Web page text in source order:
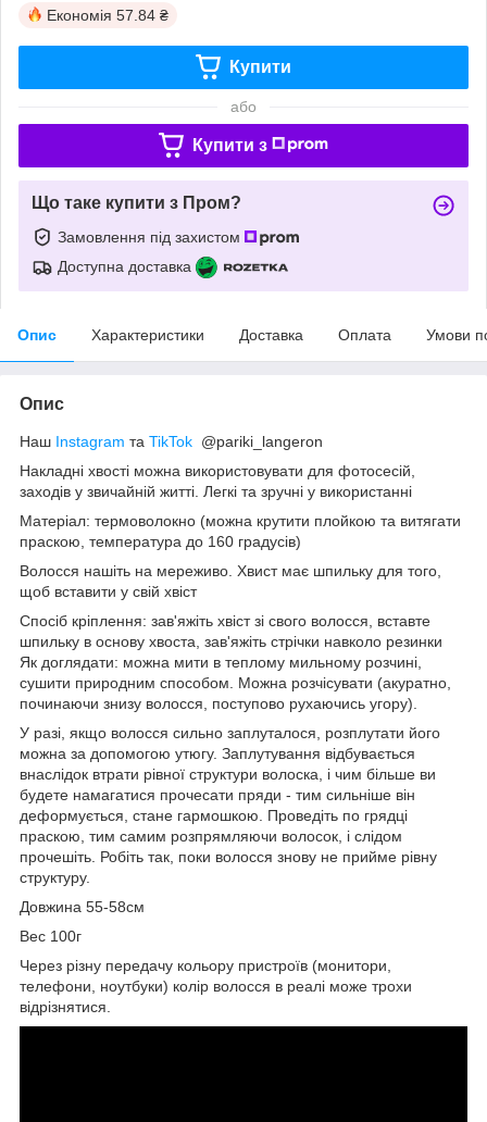
Економія 57.84 ₴
Купити
або
Купити з
Що таке купити з Пром?
Замовлення під захистом
Доступна доставка
Опис Характеристики Доставка Оплата Умови
Опис
Наш Instagram та TikTok @pariki_langeron
Накладні хвості можна використовувати для фотосесій,
заходів у звичайній житті. Легкі та зручні у використанні
Матеріал: термоволокно (можна крутити плойкою та витягати
праскою, температура до 160 градусів)
Волосся нашіть на мереживо. Хвист має шпильку для того,
щоб вставити у свій хвіст
Спосіб кріплення: зав'яжіть хвіст зі свого волосся, вставте
шпильку в основу хвоста, зав'яжіть стрічки навколо резинки
Як доглядати: можна мити в теплому мильному розчині,
сушити природним способом. Можна розчісувати (акуратно,
починаючи знизу волосся, поступово рухаючись угору).
У разі, якщо волосся сильно заплуталося, розплутати його
можна за допомогою утюгу. Заплутування відбувається
внаслідок втрати рівної структури волоска, і чим більше ви
будете намагатися прочесати пряди - тим сильніше він
деформується, стане гармошкою. Проведіть по грядці
праскою, тим самим розпрямляючи волосок, і слідом
прочешіть. Робіть так, поки волосся знову не прийме рівну
структуру.
Довжина 55-58см
Вес 100г
Через різну передачу кольору пристроїв (монитори,
телефони, ноутбуки) колір волосся в реалі може трохи
відрізнятися.